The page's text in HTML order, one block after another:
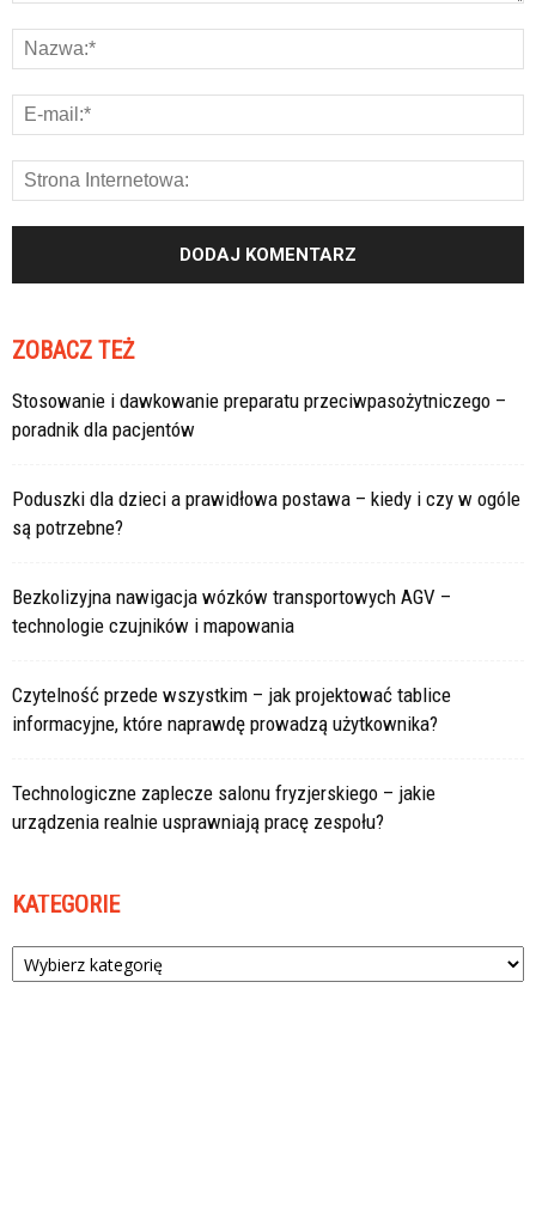
ZOBACZ TEŻ
Stosowanie i dawkowanie preparatu przeciwpasożytniczego –
poradnik dla pacjentów
Poduszki dla dzieci a prawidłowa postawa – kiedy i czy w ogóle
są potrzebne?
Bezkolizyjna nawigacja wózków transportowych AGV –
technologie czujników i mapowania
Czytelność przede wszystkim – jak projektować tablice
informacyjne, które naprawdę prowadzą użytkownika?
Technologiczne zaplecze salonu fryzjerskiego – jakie
urządzenia realnie usprawniają pracę zespołu?
KATEGORIE
Kategorie